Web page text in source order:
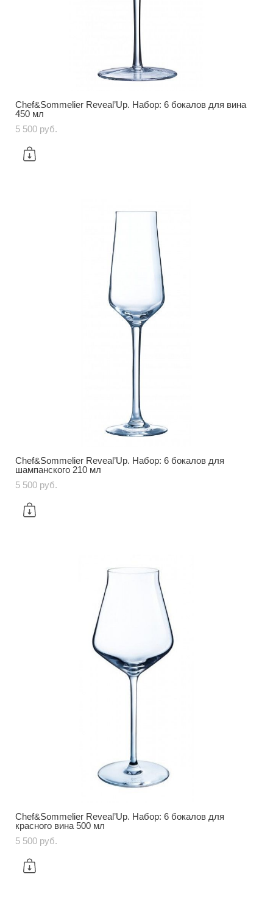
Chef&Sommelier Reveal’Up. Набор: 6 бокалов для вина
450 мл
5 500 pуб.
Chef&Sommelier Reveal’Up. Набор: 6 бокалов для
шампанского 210 мл
5 500 pуб.
Chef&Sommelier Reveal’Up. Набор: 6 бокалов для
красного вина 500 мл
5 500 pуб.